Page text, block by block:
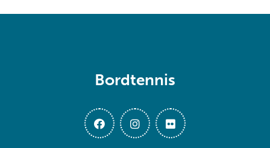
Bordtennis